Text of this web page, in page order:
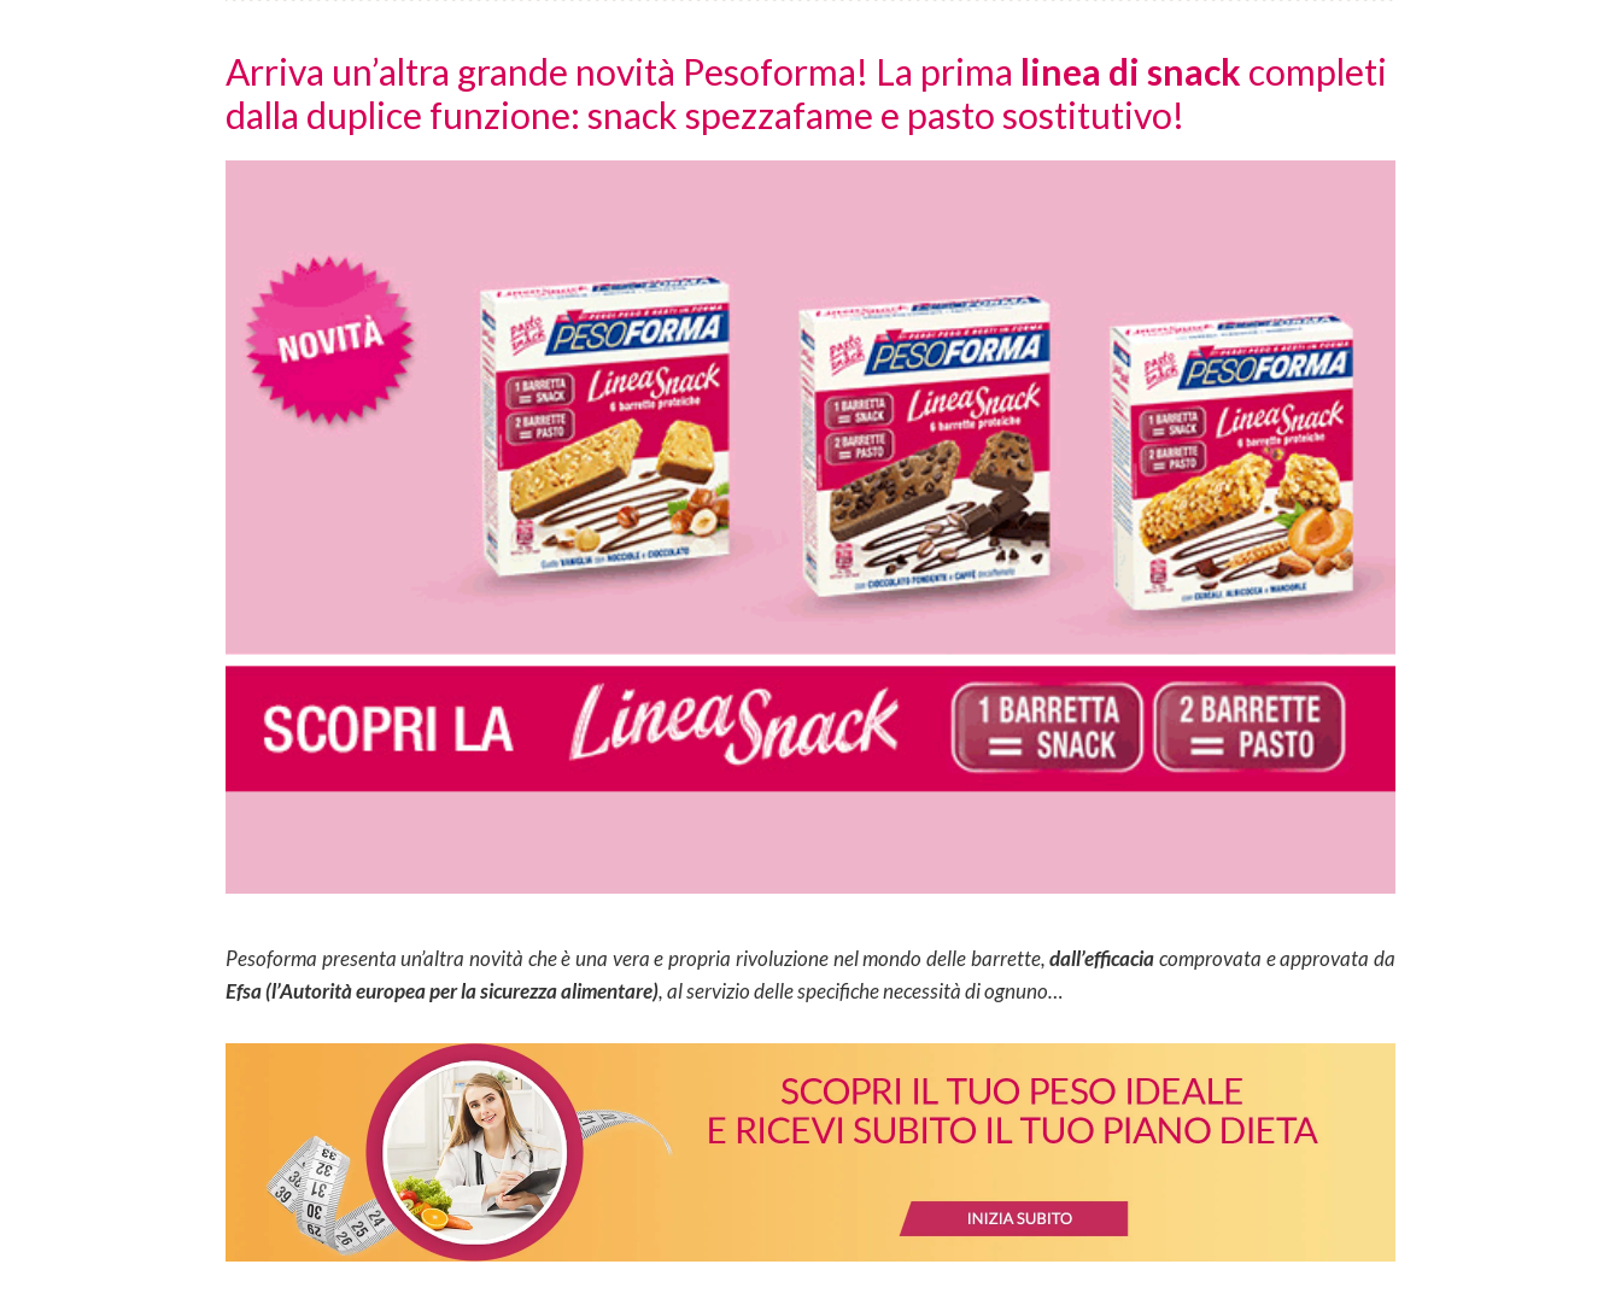
Arriva un’altra grande novità Pesoforma! La prima linea di snack completi
dalla duplice funzione: snack spezzafame e pasto sostitutivo!
Pesoforma presenta un’altra novità che è una vera e propria rivoluzione nel mondo delle barrette,dall’efficaciacomprovata e approvata da
Efsa (l’Autorità europea per la sicurezza alimentare), al servizio delle specifiche necessità di ognuno…